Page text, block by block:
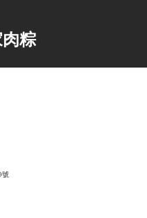
粽
號